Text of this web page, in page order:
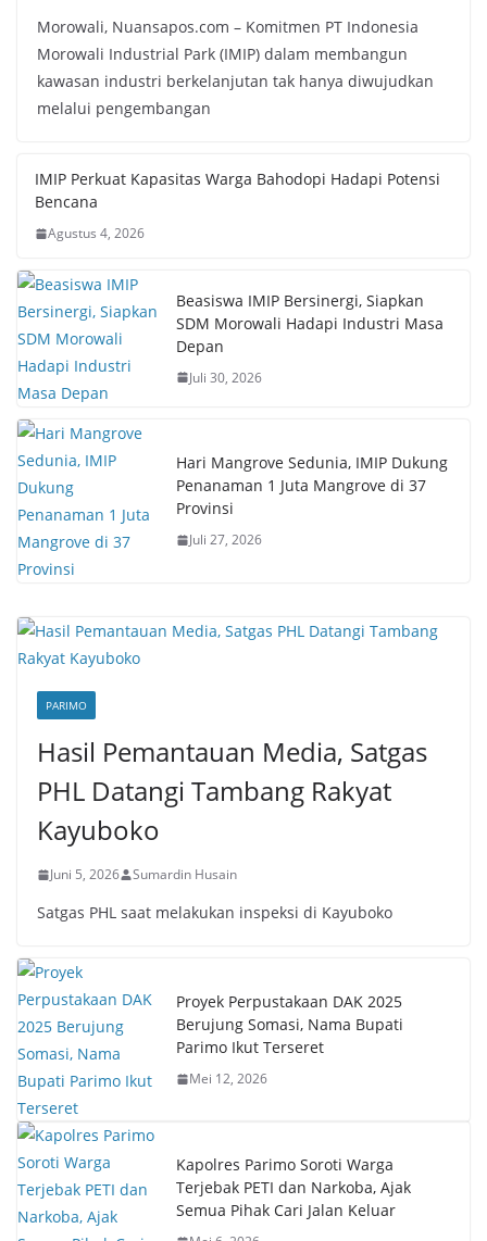
Morowali, Nuansapos.com – Komitmen PT Indonesia
Morowali Industrial Park (IMIP) dalam membangun
kawasan industri berkelanjutan tak hanya diwujudkan
melalui pengembangan
IMIP Perkuat Kapasitas Warga Bahodopi Hadapi Potensi
Bencana
Agustus 4, 2026
Beasiswa IMIP Bersinergi, Siapkan
SDM Morowali Hadapi Industri Masa
Depan
Juli 30, 2026
Hari Mangrove Sedunia, IMIP Dukung
Penanaman 1 Juta Mangrove di 37
Provinsi
Juli 27, 2026
PARIMO
Hasil Pemantauan Media, Satgas
PHL Datangi Tambang Rakyat
Kayuboko
Juni 5, 2026 Sumardin Husain
Satgas PHL saat melakukan inspeksi di Kayuboko
Proyek Perpustakaan DAK 2025
Berujung Somasi, Nama Bupati
Parimo Ikut Terseret
Mei 12, 2026
Kapolres Parimo Soroti Warga
Terjebak PETI dan Narkoba, Ajak
Semua Pihak Cari Jalan Keluar